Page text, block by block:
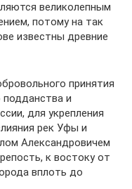
великолепным
потому на так
известны древние
принятия
подданства и
для укрепления
рек Уфы и
Александровичем
к востоку от
вплоть до